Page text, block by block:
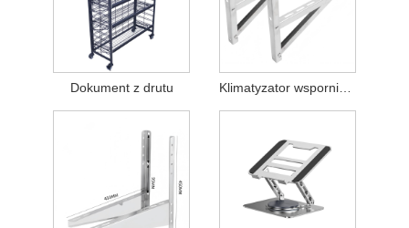
Dokument z drutu Klimatyzator wspornik jednostki zewnętrznej